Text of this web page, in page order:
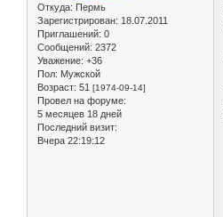
Откуда: Пермь
Зарегистрирован: 18.07.2011
Приглашений: 0
Сообщений: 2372
Уважение: +36
Пол: Мужской
Возраст: 51 [1974-09-14]
Провел на форуме:
5 месяцев 18 дней
Последний визит:
Вчера 22:19:12